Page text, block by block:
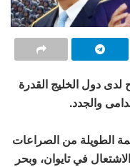
دول الخليج القدرة
والجدد.
الطويلة من الصراعات
في تايوان، وبحر